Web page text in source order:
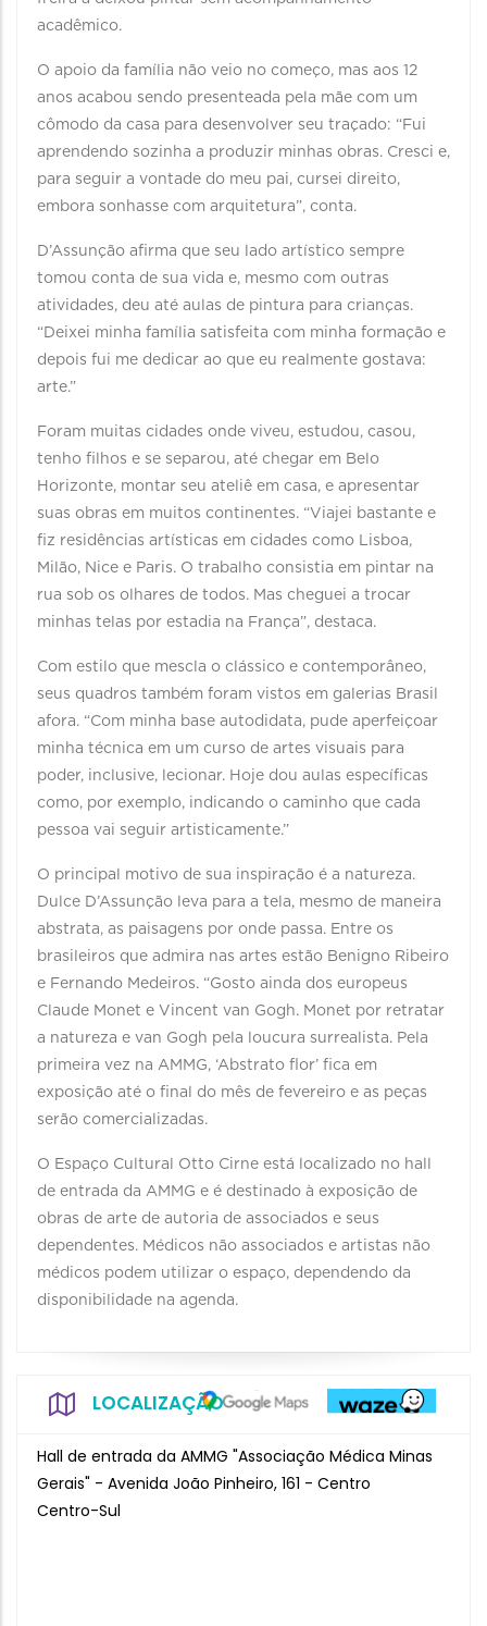
acadêmico.
O apoio da família não veio no começo, mas aos 12
anos acabou sendo presenteada pela mãe com um
cômodo da casa para desenvolver seu traçado: “Fui
aprendendo sozinha a produzir minhas obras. Cresci e,
para seguir a vontade do meu pai, cursei direito,
embora sonhasse com arquitetura”, conta.
D’Assunção afirma que seu lado artístico sempre
tomou conta de sua vida e, mesmo com outras
atividades, deu até aulas de pintura para crianças.
“Deixei minha família satisfeita com minha formação e
depois fui me dedicar ao que eu realmente gostava:
arte.”
Foram muitas cidades onde viveu, estudou, casou,
tenho filhos e se separou, até chegar em Belo
Horizonte, montar seu ateliê em casa, e apresentar
suas obras em muitos continentes. “Viajei bastante e
fiz residências artísticas em cidades como Lisboa,
Milão, Nice e Paris. O trabalho consistia em pintar na
rua sob os olhares de todos. Mas cheguei a trocar
minhas telas por estadia na França”, destaca.
Com estilo que mescla o clássico e contemporâneo,
seus quadros também foram vistos em galerias Brasil
afora. “Com minha base autodidata, pude aperfeiçoar
minha técnica em um curso de artes visuais para
poder, inclusive, lecionar. Hoje dou aulas específicas
como, por exemplo, indicando o caminho que cada
pessoa vai seguir artisticamente.”
O principal motivo de sua inspiração é a natureza.
Dulce D’Assunção leva para a tela, mesmo de maneira
abstrata, as paisagens por onde passa. Entre os
brasileiros que admira nas artes estão Benigno Ribeiro
e Fernando Medeiros. “Gosto ainda dos europeus
Claude Monet e Vincent van Gogh. Monet por retratar
a natureza e van Gogh pela loucura surrealista. Pela
primeira vez na AMMG, ‘Abstrato flor’ fica em
exposição até o final do mês de fevereiro e as peças
serão comercializadas.
O Espaço Cultural Otto Cirne está localizado no hall
de entrada da AMMG e é destinado à exposição de
obras de arte de autoria de associados e seus
dependentes. Médicos não associados e artistas não
médicos podem utilizar o espaço, dependendo da
disponibilidade na agenda.
LOCALIZAÇÃO
Hall de entrada da AMMG "Associação Médica Minas
Gerais" - Avenida João Pinheiro, 161 - Centro
Centro-Sul